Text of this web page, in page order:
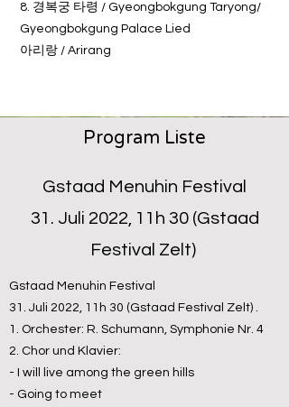
8. 경복궁 타령 / Gyeongbokgung Taryong/
Gyeongbokgung Palace Lied
아리랑 / Arirang
Program Liste
Gstaad Menuhin Festival
31. Juli 2022, 11h 30 (Gstaad
Festival Zelt)
Gstaad Menuhin Festival
31. Juli 2022, 11h 30 (Gstaad Festival Zelt) .
1. Orchester: R. Schumann, Symphonie Nr. 4
2. Chor und Klavier:
- I will live among the green hills
- Going to meet